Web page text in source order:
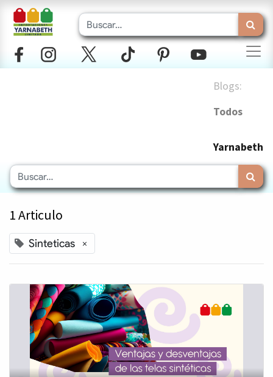
Blogs:
Todos
Yarnabeth
1 Articulo
Sinteticas ×